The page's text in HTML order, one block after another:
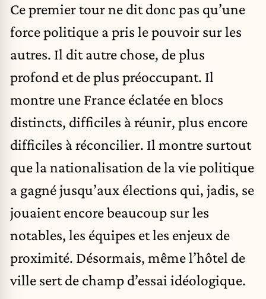
Ce premier tour ne dit donc pas qu’une
force politique a pris le pouvoir sur les
autres. Il dit autre chose, de plus
profond et de plus préoccupant. Il
montre une France éclatée en blocs
distincts, difficiles à réunir, plus encore
difficiles à réconcilier. Il montre surtout
que la nationalisation de la vie politique
a gagné jusqu’aux élections qui, jadis, se
jouaient encore beaucoup sur les
notables, les équipes et les enjeux de
proximité. Désormais, même l’hôtel de
ville sert de champ d’essai idéologique.